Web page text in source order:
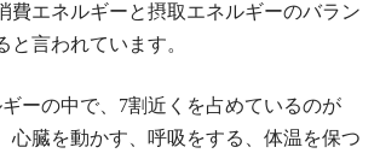
費エネルギーと摂取エネルギーのバラン
と言われています。
ーの中で、7割近くを占めているのが
心臓を動かす、呼吸をする、体温を保つ